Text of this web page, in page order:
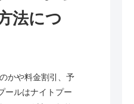
法につ
かや料金割引、予
ールはナイトプー